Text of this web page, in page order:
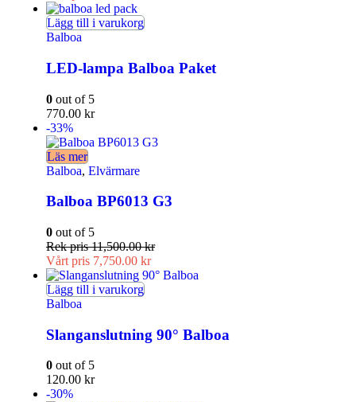
Lägg till i varukorg
Balboa
LED-lampa Balboa Paket
0 out of 5
770.00 kr
-33%
Läs mer
Balboa, Elvärmare
Balboa BP6013 G3
0 out of 5
Rek pris11,500.00kr
Vårt pris 7,750.00 kr
Lägg till i varukorg
Balboa
Slanganslutning 90° Balboa
0 out of 5
120.00 kr
-30%